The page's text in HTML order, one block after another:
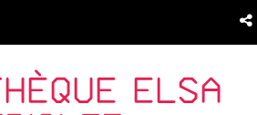
ELSA